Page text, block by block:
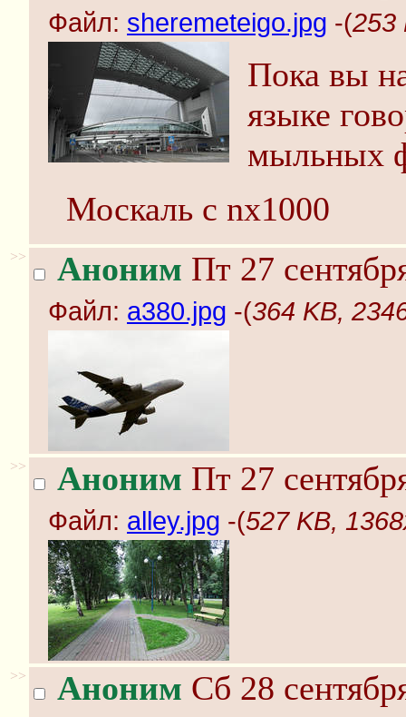
Файл: sheremeteigo.jpg -(253
Пока вы
языке
мыльных
Москаль с nx1000
>> Аноним Пт 27
Файл: a380.jpg -(364 KB,
>> Аноним Пт 27
Файл: alley.jpg -(527 KB,
>> Аноним Сб 28